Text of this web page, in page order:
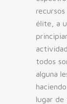
élite, a
todos
alguna
lugar